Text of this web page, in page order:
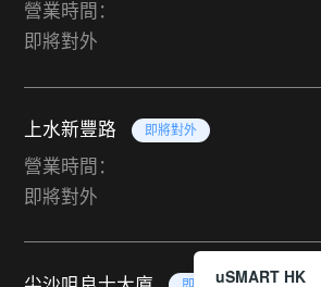
營業時間：
即將對外
上水新豐路 即將對外
營業時間：
即將對外
uSMART HK